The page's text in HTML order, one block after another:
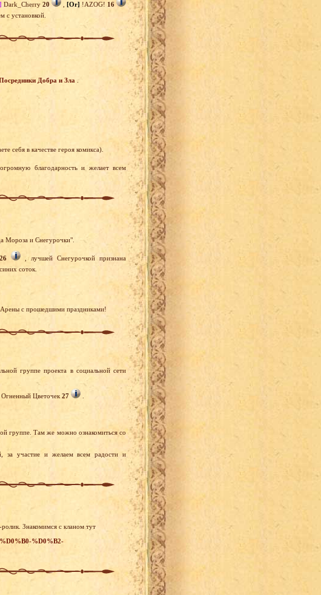
Dark_Cherry 20 , [Or] !AZOG! 16
с установкой.
Добра и Зла .
себя в качестве героя комикса).
благодарность и желает всем
Мороза и Снегурочки".
26
, лучшей Снегурочкой признана
соток.
Арены с прошедшими праздниками!
группе проекта в социальной сети
Огненный Цветочек 27
группе. Там же можно ознакомиться со
за участие и желаем всем радости и
ролик. Знакомимся с кланом тут
%D0%B2-